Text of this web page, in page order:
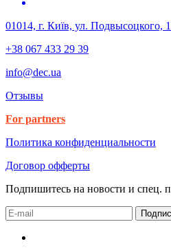
01014, г. Київ, ул. Подвысоцкого,
+38 067 433 29 39
info@dec.ua
Отзывы
For partners
Политика конфиденциальности
Договор офферты
Подпишитесь на новости и спец.